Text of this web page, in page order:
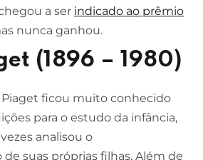
a ser indicado ao prêmio
nunca ganhou.
(1896 – 1980)
Piaget ficou muito conhecido
para o estudo da infância,
analisou o
suas próprias filhas. Além de